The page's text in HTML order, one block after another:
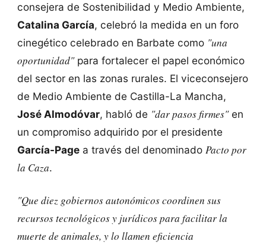
consejera de Sostenibilidad y Medio Ambiente,
Catalina García, celebró la medida en un foro
cinegético celebrado en Barbate como "una
oportunidad"para fortalecer el papel económico
del sector en las zonas rurales. El viceconsejero
de Medio Ambiente de Castilla-La Mancha,
José Almodóvar, habló de "dar pasos firmes"en
un compromiso adquirido por el presidente
García-Pagea través del denominado Pacto por
la Caza.
"Que diez gobiernos autonómicos coordinen sus
recursos tecnológicos y jurídicos para facilitar la
muerte de animales, y lo llamen eficiencia